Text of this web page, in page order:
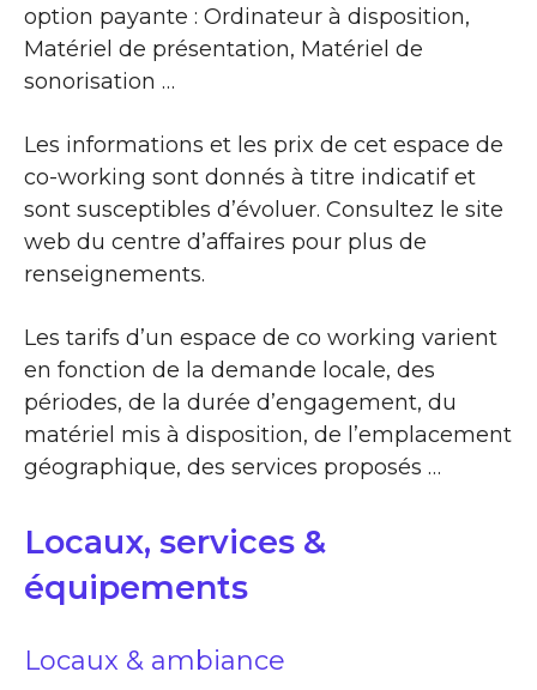
option payante : Ordinateur à disposition,
Matériel de présentation, Matériel de
sonorisation …
Les informations et les prix de cet espace de
co-working sont donnés à titre indicatif et
sont susceptibles d’évoluer. Consultez le site
web du centre d’affaires pour plus de
renseignements.
Les tarifs d’un espace de co working varient
en fonction de la demande locale, des
périodes, de la durée d’engagement, du
matériel mis à disposition, de l’emplacement
géographique, des services proposés …
Locaux, services &
équipements
Locaux & ambiance